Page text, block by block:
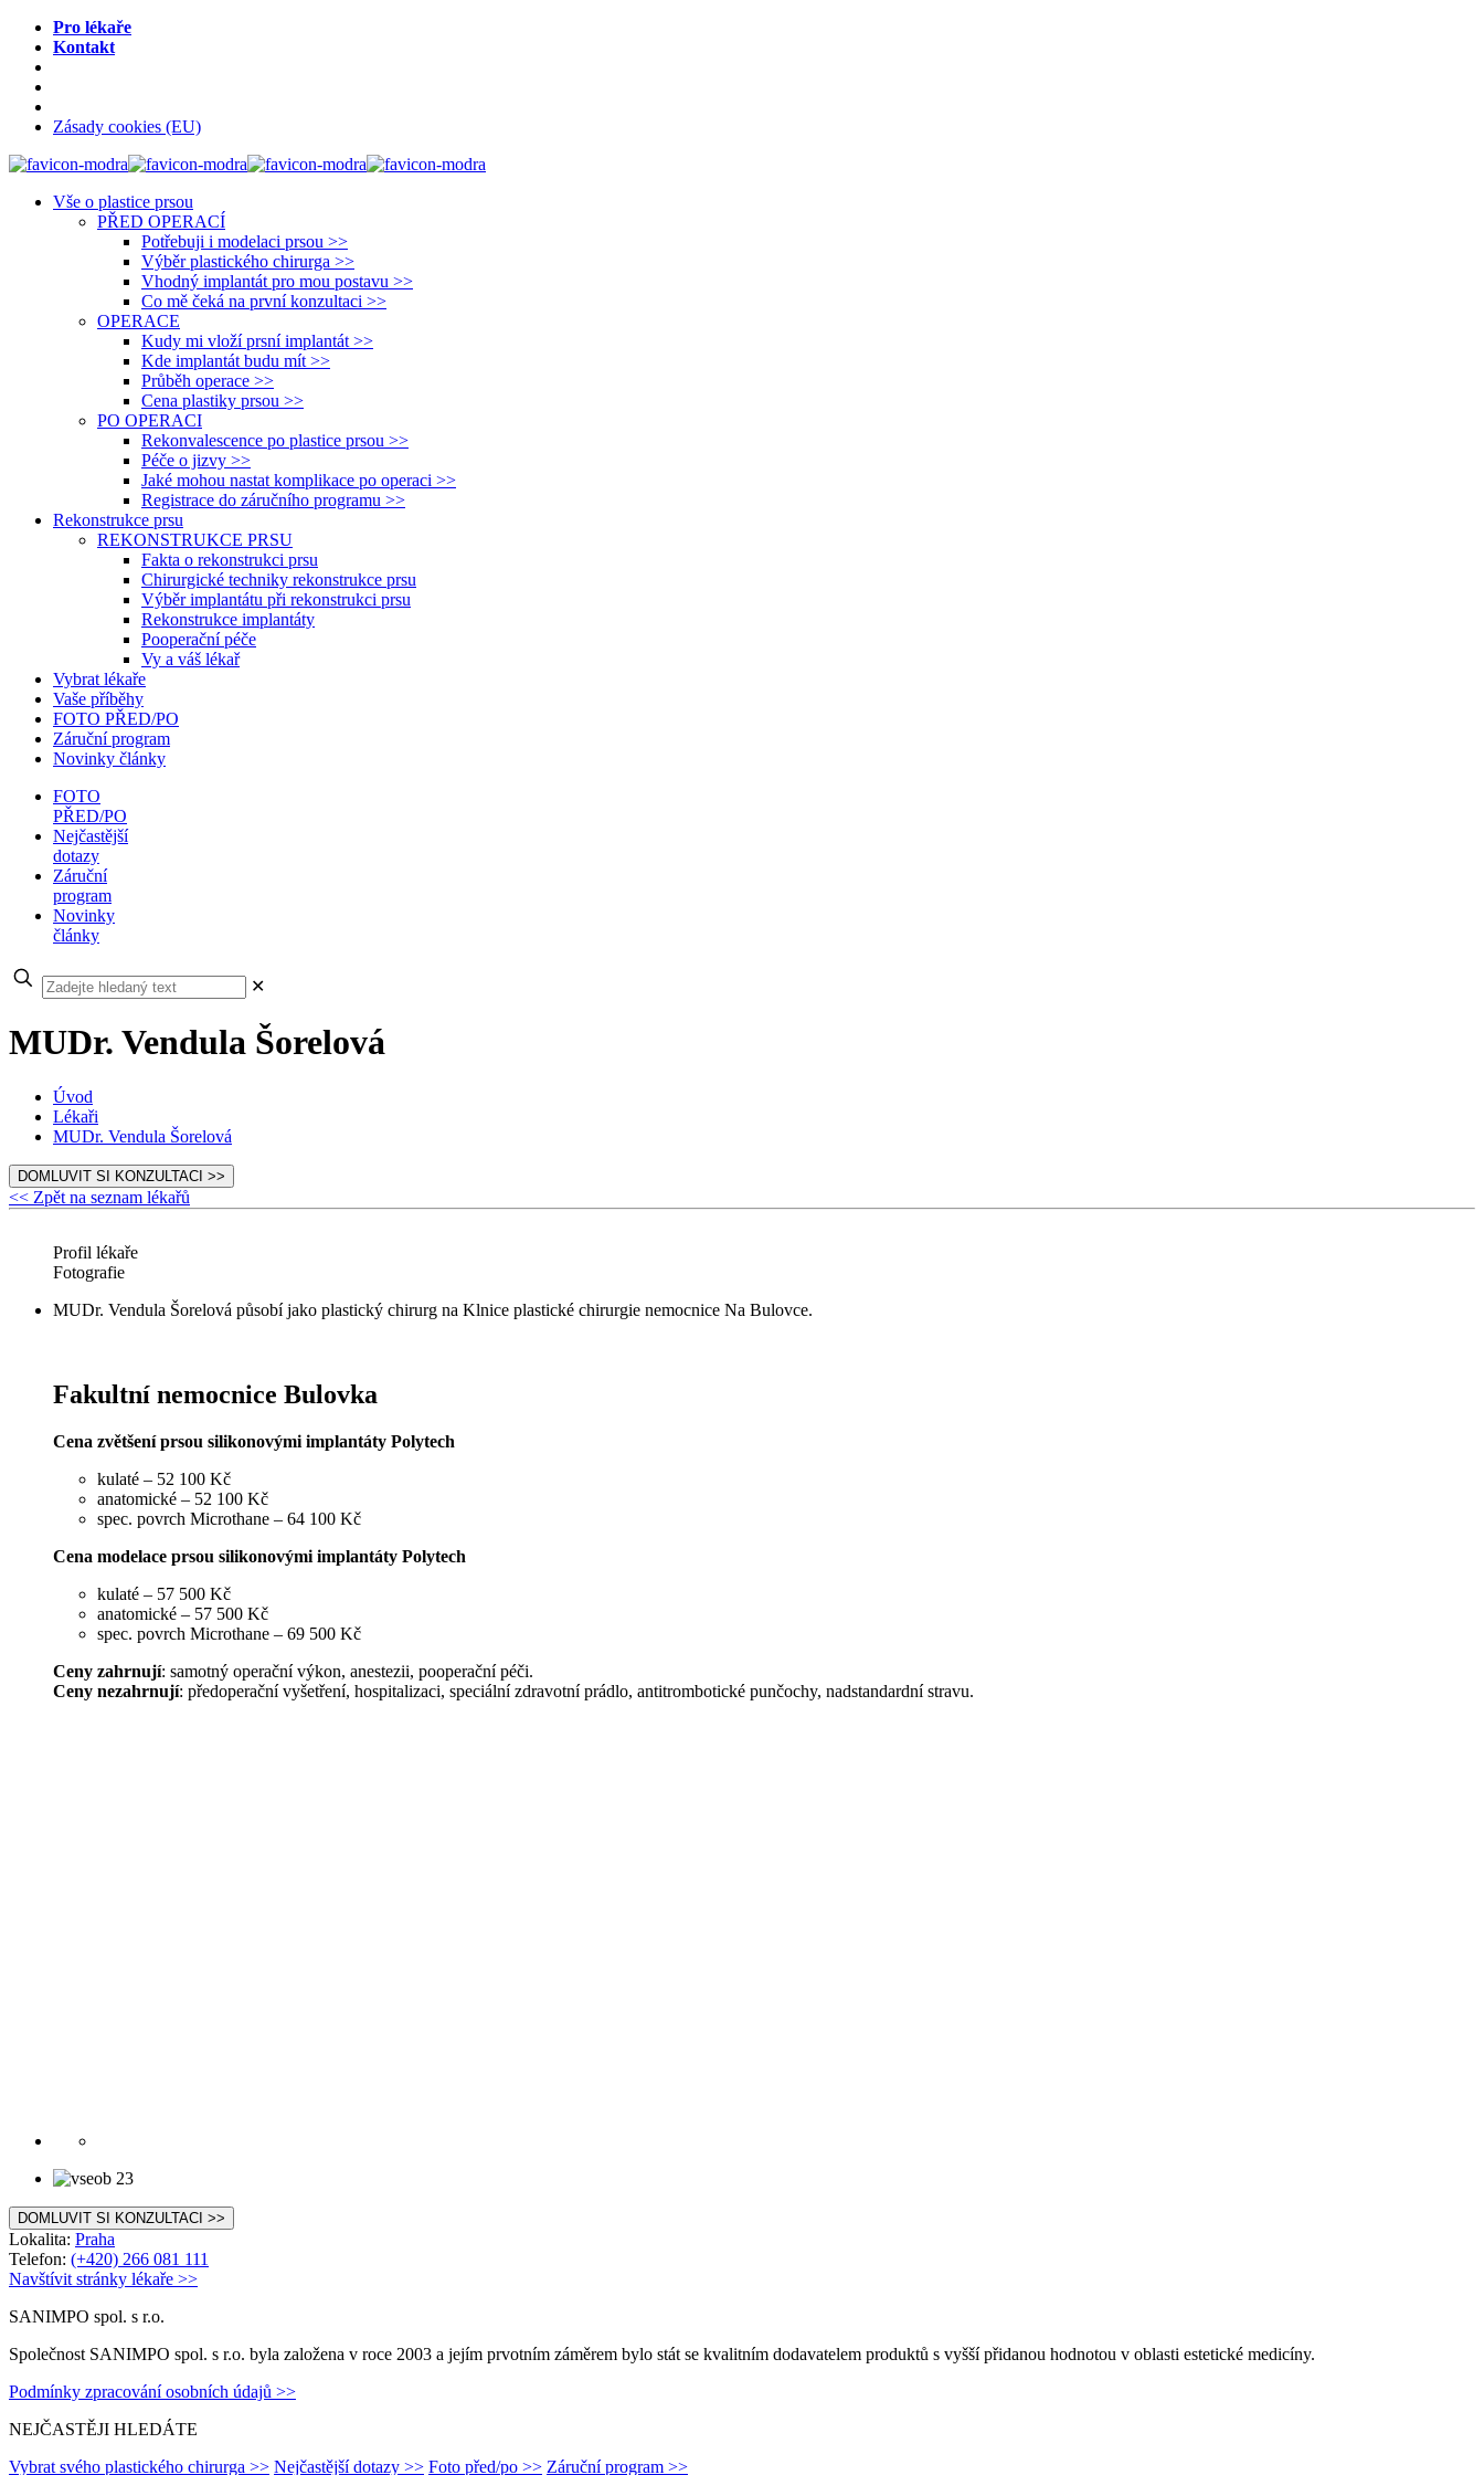
Pro lékaře
Kontakt
Zásady cookies (EU)
Vše o plastice prsou
PŘED OPERACÍ
Potřebuji i modelaci prsou >>
Výběr plastického chirurga >>
Vhodný implantát pro mou postavu >>
Co mě čeká na první konzultaci >>
OPERACE
Kudy mi vloží prsní implantát >>
Kde implantát budu mít >>
Průběh operace >>
Cena plastiky prsou >>
PO OPERACI
Rekonvalescence po plastice prsou >>
Péče o jizvy >>
Jaké mohou nastat komplikace po operaci >>
Registrace do záručního programu >>
Rekonstrukce prsu
REKONSTRUKCE PRSU
Fakta o rekonstrukci prsu
Chirurgické techniky rekonstrukce prsu
Výběr implantátu při rekonstrukci prsu
Rekonstrukce implantáty
Pooperační péče
Vy a váš lékař
Vybrat lékaře
Vaše příběhy
FOTO PŘED/PO
Záruční program
Novinky články
FOTO
PŘED/PO
Nejčastější
dotazy
Záruční
program
Novinky
články
✕
MUDr. Vendula Šorelová
Úvod
Lékaři
MUDr. Vendula Šorelová
DOMLUVIT SI KONZULTACI >>
<< Zpět na seznam lékařů
Profil lékaře
Fotografie
MUDr. Vendula Šorelová působí jako plastický chirurg na Klnice plastické chirurgie nemocnice Na Bulovce.
Fakultní nemocnice Bulovka
Cena zvětšení prsou silikonovými implantáty Polytech
kulaté – 52 100 Kč
anatomické – 52 100 Kč
spec. povrch Microthane – 64 100 Kč
Cena modelace prsou silikonovými implantáty Polytech
kulaté – 57 500 Kč
anatomické – 57 500 Kč
spec. povrch Microthane – 69 500 Kč
Ceny zahrnují: samotný operační výkon, anestezii, pooperační péči.
Ceny nezahrnují: předoperační vyšetření, hospitalizaci, speciální zdravotní prádlo, antitrombotické punčochy, nadstandardní stravu.
DOMLUVIT SI KONZULTACI >>
Lokalita: Praha
Telefon: (+420) 266 081 111
Navštívit stránky lékaře >>
SANIMPO spol. s r.o.
Společnost SANIMPO spol. s r.o. byla založena v roce 2003 a jejím prvotním záměrem bylo stát se kvalitním dodavatelem produktů s vyšší přidanou hodnotou v oblasti estetické medicíny.
Podmínky zpracování osobních údajů >>
NEJČASTĚJI HLEDÁTE
Vybrat svého plastického chirurga >> Nejčastější dotazy >> Foto před/po >> Záruční program >>